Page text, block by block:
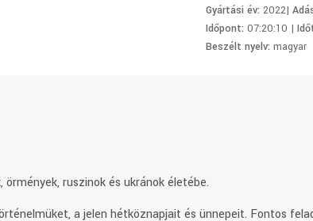
Gyártási év:2022|
Időpont:07:20:10 |
Beszélt nyelv:magyar
ruszinok és ukránok életébe.
a jelen hétköznapjait és ünnepeit. Fontos